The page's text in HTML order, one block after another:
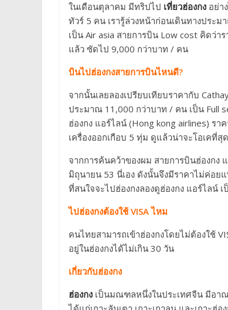
ในเดือนตุลาคม มีทริปไป เที่ยวฮ่องกง อย่า
ทัวร์ 5 คน เรารู้ล่วงหน้าก่อนเดินทางประ
เป็น Air asia สายการบิน Low cost คิดว่
แล้ว ซัดไป 9,000 กว่าบาท / คน
บินไปฮ่องกงสายการบินไหนดี?
จากนั้นเลยลองเปรียบเทียบราคากับ
ประมาณ 11,000 กว่าบาท / คน เป็น Full
ฮ่องกง แอร์ไลน์ (Hong kong airlines) ร
เครื่องออกเกือบ 5 ทุ่ม ดูแล้วน่าจะโอเคที่สุ
จากการค้นคว้าของผม สายการบินฮ่องกง
มิถุนายน 53 นี่เอง ดังนั้นจึงมีราคาไม่ค่อย
ที่สนใจจะไปฮ่องกงลองดูฮ่องกง แอร์ไลน์
ไปฮ่องกงต้องใช้ VISA ไหม
คนไทยสามารถเข้าฮ่องกงโดยไม่ต้องใช้
อยู่ในฮ่องกงได้ไม่เกิน 30 วัน
เกี่ยวกับฮ่องกง
ฮ่องกง เป็นมณฑลหนึ่งในประเทศจีน มีอาณ